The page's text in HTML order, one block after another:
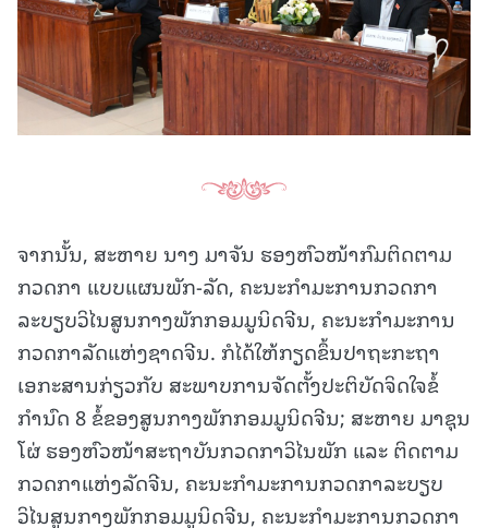
ຈາກນັ້ນ, ສະຫາຍ ນາງ ມາຈັນ ຮອງຫົວໜ້າກົມຕິດຕາມ
ກວດກາ ແບບແຜນພັກ-ລັດ, ຄະນະກຳມະການກວດກາ
ລະບຽບວິໄນສູນກາງພັກກອມມູນິດຈີນ, ຄະນະກໍາມະການ
ກວດກາລັດແຫ່ງຊາດຈີນ. ກໍໄດ້ໃຫ້ກຽດຂຶ້ນປາຖະກະຖາ
ເອກະສານກ່ຽວກັບ ສະພາບການຈັດຕັ້ງປະຕິບັດຈິດໃຈຂໍ້
ກຳນົດ 8 ຂໍ້ຂອງສູນກາງພັກກອມມູນິດຈີນ; ສະຫາຍ ມາຊຸນ
ໂຜ່ ຮອງຫົວໜ້າສະຖາບັນກວດກາວິໄນພັກ ແລະ ຕິດຕາມ
ກວດກາແຫ່ງລັດຈີນ, ຄະນະກຳມະການກວດກາລະບຽບ
ວິໄນສູນກາງພັກກອມມູນິດຈີນ, ຄະນະກໍາມະການກວດກາ